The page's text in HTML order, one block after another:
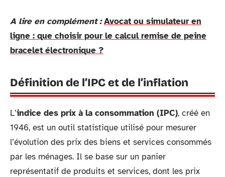
A lire en complément : Avocat ou simulateur en
ligne : que choisir pour le calcul remise de peine
bracelet électronique ?
Définition de l’IPC et de l’inflation
L’indice des prix à la consommation (IPC), créé en
1946, est un outil statistique utilisé pour mesurer
l’évolution des prix des biens et services consommés
par les ménages. Il se base sur un panier
représentatif de produits et services, dont les prix